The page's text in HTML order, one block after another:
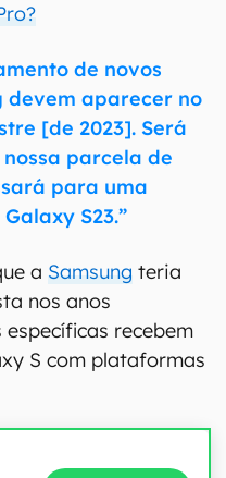
de novos
devem aparecer no
[de 2023]. Será
parcela de
para uma
S23.”
a Samsung teria
nos anos
recebem
S com plataformas